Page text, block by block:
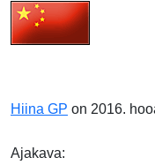
Hiina GP on 2016.
Ajakava: